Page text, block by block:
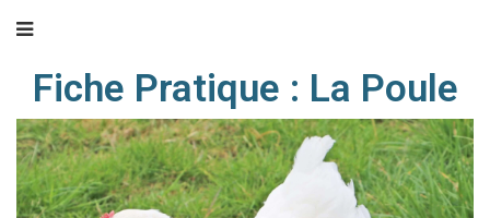
Fiche Pratique : La Poule